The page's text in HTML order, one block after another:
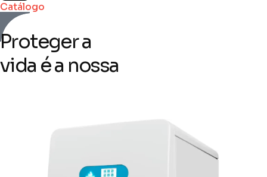
Catálogo
Proteger a
vida é a nossa